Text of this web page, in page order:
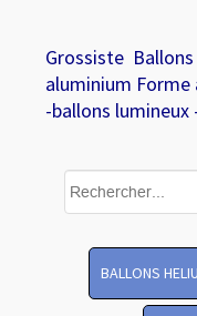
Grossiste
aluminium
-ballons
BALLONS